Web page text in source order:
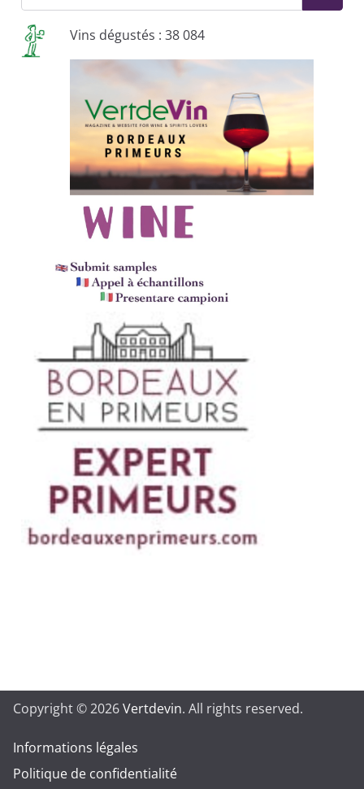
Vins dégustés : 38 084
Copyright © 2026Vertdevin. All rights reserved.
Informations légales
Politique de confidentialité